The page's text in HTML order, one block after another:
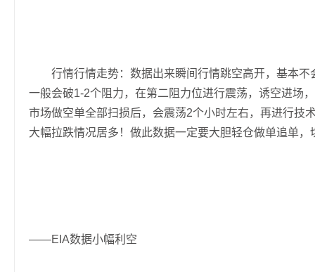
行情行情走势：数据出来瞬间行情跳空高开，基本不
一般会破1-2个阻力，在第二阻力位进行震荡，诱空进场
市场做空单全部扫损后，会震荡2个小时左右，再进行技
大幅拉跌情况居多！做此数据一定要大胆轻仓做单追单，
——EIA数据小幅利空